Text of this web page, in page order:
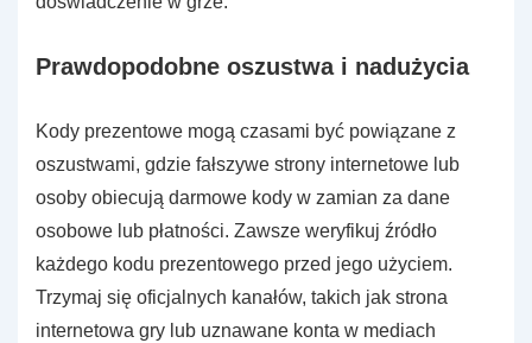
Prawdopodobne oszustwa i nadużycia
Kody prezentowe mogą czasami być powiązane z
oszustwami, gdzie fałszywe strony internetowe lub
osoby obiecują darmowe kody w zamian za dane
osobowe lub płatności. Zawsze weryfikuj źródło
każdego kodu prezentowego przed jego użyciem.
Trzymaj się oficjalnych kanałów, takich jak strona
internetowa gry lub uznawane konta w mediach